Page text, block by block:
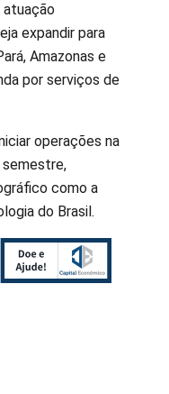
atuação
expandir para
Amazonas e
por serviços de
operações na
semestre,
como a
do Brasil.